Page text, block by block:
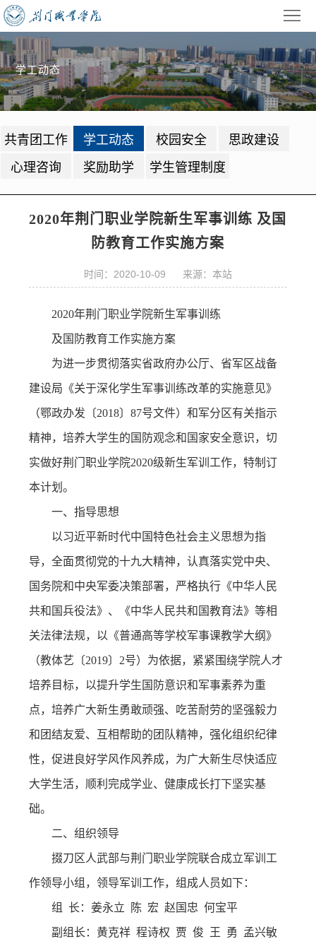
首
页
学
校
概
况
招
生
就
教
学
学
学工动态
共青团工作 学工动态 校园安全
思政建设
心理咨询
奖励助学 学生管理制度
2020年荆门职业学院新生军事训练 及国
防教育工作实施方案
时间：2020-10-09 来源：本站
2020年荆门职业学院新生军事训练
及国防教育工作实施方案
为进一步贯彻落实省政府办公厅、省军区战备
建设局《关于深化学生军事训练改革的实施意见》
（鄂政办发〔2018〕87号文件）和军分区有关指示
精神，培养大学生的国防观念和国家安全意识，切
实做好荆门职业学院2020级新生军训工作，特制订
本计划。
一、指导思想
以习近平新时代中国特色社会主义思想为指
导，全面贯彻党的十九大精神，认真落实党中央、
国务院和中央军委决策部署，严格执行《中华人民
共和国兵役法》、《中华人民共和国教育法》等相
关法律法规，以《普通高等学校军事课教学大纲》
（教体艺〔2019〕2号）为依据，紧紧围绕学院人才
培养目标，以提升学生国防意识和军事素养为重
点，培养广大新生勇敢顽强、吃苦耐劳的坚强毅力
和团结友爱、互相帮助的团队精神，强化组织纪律
性，促进良好学风作风养成，为广大新生尽快适应
大学生活，顺利完成学业、健康成长打下坚实基
础。
二、组织领导
掇刀区人武部与荆门职业学院联合成立军训工
作领导小组，领导军训工作，组成人员如下：
组 长：姜永立 陈 宏 赵国忠 何宝平
副组长：黄克祥 程诗权 贾 俊 王 勇 孟兴敏